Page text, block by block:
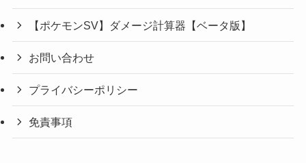
【ポケモンSV】ダメージ計算器【ベータ版】
お問い合わせ
プライバシーポリシー
免責事項